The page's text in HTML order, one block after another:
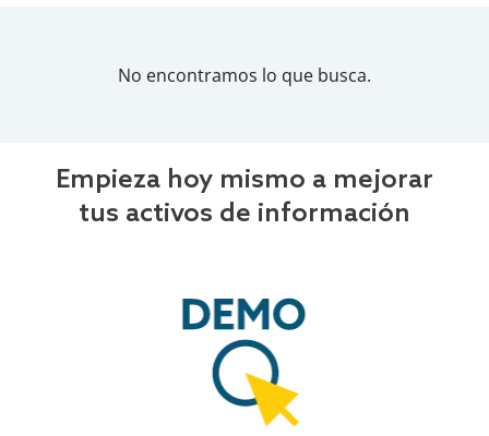
No encontramos lo que busca.
Empieza hoy mismo a mejorar
tus activos de información